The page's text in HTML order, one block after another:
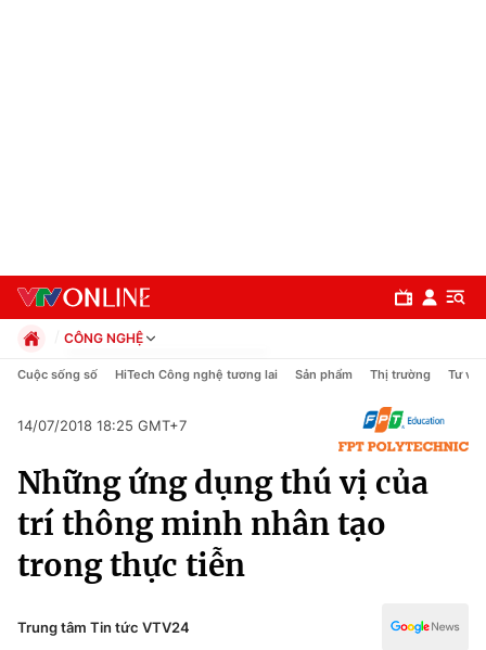
Chính trị
Xã hội
Pháp luật
CÔNG NGHỆ
Chính trị
Pháp luật
Thể thao
Truyền hình
Văn hóa - Giải trí
Y tế
Công nghệ
Cuộc sống số HiTech Công nghệ tương lai Sản phẩm Thị trường Tư vấn
14/07/2018 18:25 GMT+7
Những ứng dụng thú vị của
trí thông minh nhân tạo
trong thực tiễn
Trung tâm Tin tức VTV24